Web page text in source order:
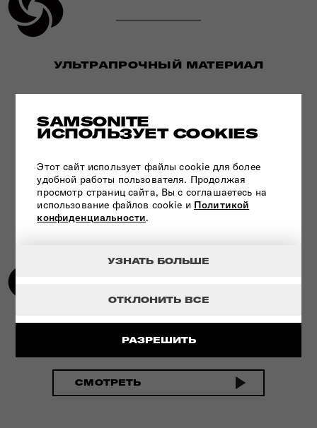
SAMSONITE
ИСПОЛЬЗУЕТ COOKIES
Этот сайт использует файлы cookie для более
удобной работы пользователя. Продолжая
просмотр страниц сайта, Вы с соглашаетесь на
использование файлов cookie и Политикой
конфиденциальности.
РАЗРЕШИТЬ
ОТКЛОНИТЬ ВСЕ
УЗНАТЬ БОЛЬШЕ
УЛЬТРАПРОЧНЫЙ МАТЕРИАЛ
ИННОВАЦИОННАЯ ТЕХНОЛОГИЯ
СМОТРЕТЬ